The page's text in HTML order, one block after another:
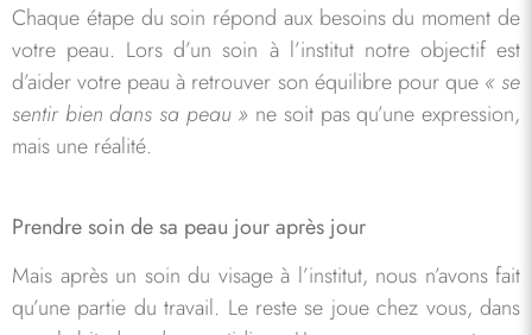
Chaque étape du soin répond aux besoins du moment de
votre peau. Lors d’un soin à l’institut notre objectif est
d’aider votre peau à retrouver son équilibre pour que « se
sentir bien dans sa peau » ne soit pas qu’une expression,
mais une réalité.
Prendre soin de sa peau jour après jour
Mais après un soin du visage à l’institut, nous n’avons fait
qu’une partie du travail. Le reste se joue chez vous, dans